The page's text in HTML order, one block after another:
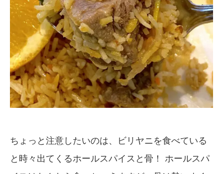
ちょっと注意したいのは、ビリヤニを食べている
と時々出てくるホールスパイスと骨！ ホールスパ